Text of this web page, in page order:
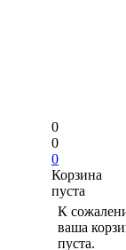
0
0
0
Корзина
пуста
К
ваша
пуста.